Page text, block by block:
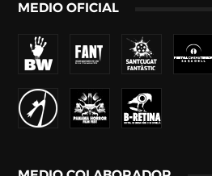
MEDIO OFICIAL